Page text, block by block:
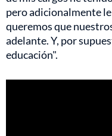
pero adicionalmente
queremos que
adelante. Y, por
educación".